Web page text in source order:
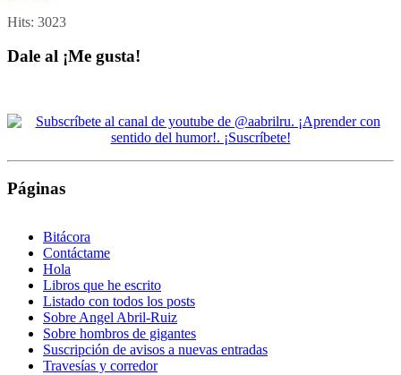
Hits: 3023
Dale al ¡Me gusta!
Páginas
Bitácora
Contáctame
Hola
Libros que he escrito
Listado con todos los posts
Sobre Angel Abril-Ruiz
Sobre hombros de gigantes
Suscripción de avisos a nuevas entradas
Travesías y corredor